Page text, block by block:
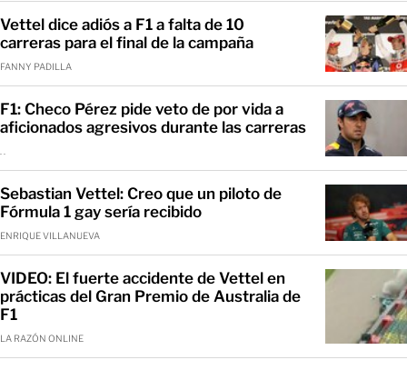
Vettel dice adiós a F1 a falta de 10
carreras para el final de la campaña
FANNY PADILLA
F1: Checo Pérez pide veto de por vida a
aficionados agresivos durante las carreras
Sebastian Vettel: Creo que un piloto de
Fórmula 1 gay sería recibido
ENRIQUE VILLANUEVA
VIDEO: El fuerte accidente de Vettel en
prácticas del Gran Premio de Australia de
F1
LA RAZÓN ONLINE